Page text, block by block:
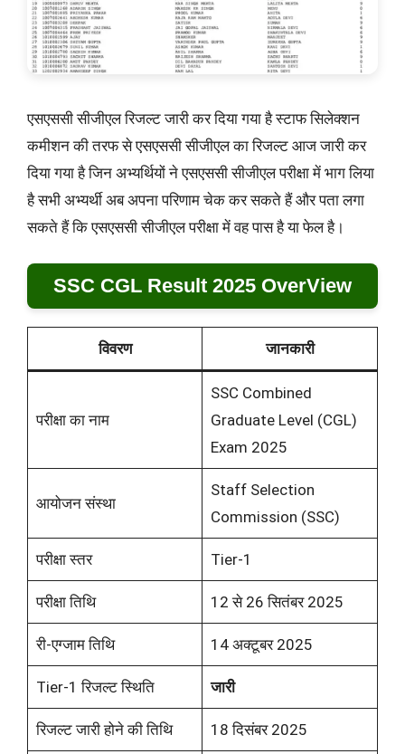
एसएससी सीजीएल रिजल्ट जारी कर दिया गया है स्टाफ सिलेक्शन
कमीशन की तरफ से एसएससी सीजीएल का रिजल्ट आज जारी कर
दिया गया है जिन अभ्यर्थियों ने एसएससी सीजीएल परीक्षा में भाग लिया
है सभी अभ्यर्थी अब अपना परिणाम चेक कर सकते हैं और पता लगा
सकते हैं कि एसएससी सीजीएल परीक्षा में वह पास है या फेल है।
SSC CGL Result 2025 OverView
विवरण जानकारी
परीक्षा का नाम
SSC Combined
Graduate Level (CGL)
Exam 2025
आयोजन संस्था
Staff Selection
Commission (SSC)
परीक्षा स्तर Tier-1
परीक्षा तिथि 12 से 26 सितंबर 2025
री-एग्जाम तिथि 14 अक्टूबर 2025
Tier-1 रिजल्ट स्थिति जारी
रिजल्ट जारी होने की तिथि 18 दिसंबर 2025